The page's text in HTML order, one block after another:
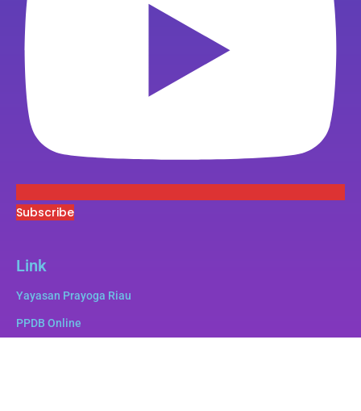
Subscribe
Link
Yayasan Prayoga Riau
PPDB Online